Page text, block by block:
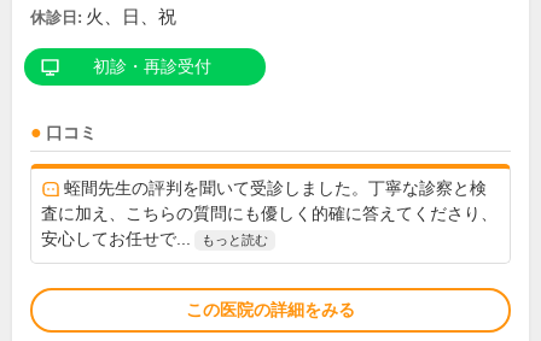
休診日: 火、日、祝
初診・再診受付
口コミ
蛭間先生の評判を聞いて受診しました。丁寧な診察と検
査に加え、こちらの質問にも優しく的確に答えてくださり、
安心してお任せで...
もっと読む
この医院の詳細をみる